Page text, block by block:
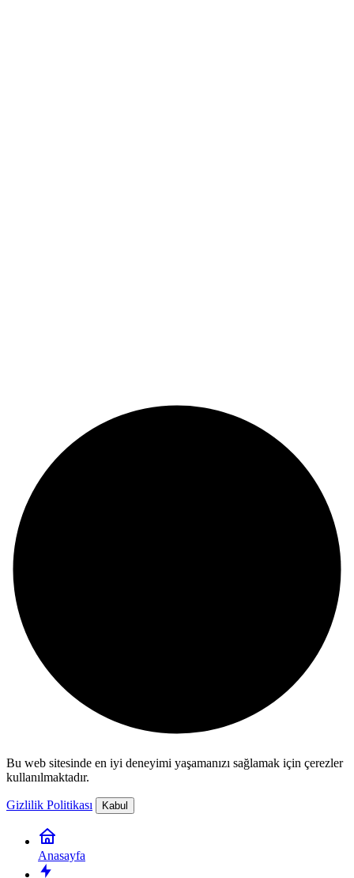
Bu web sitesinde en iyi deneyimi yaşamanızı sağlamak için çerezler
kullanılmaktadır.
Gizlilik Politikası Kabul
Anasayfa